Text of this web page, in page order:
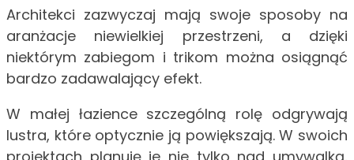
Architekci zazwyczaj mają swoje sposoby na
aranżacje niewielkiej przestrzeni, a dzięki
niektórym zabiegom i trikom można osiągnąć
bardzo zadawalający efekt.
W małej łazience szczególną rolę odgrywają
lustra, które optycznie ją powiększają. W swoich